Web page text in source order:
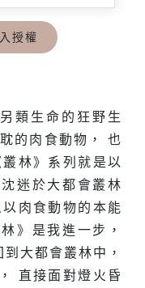
授權
類生命的狂野生
的肉食動物， 也
林》系列就是以
迷於大都會叢林
肉食動物的本能
》是我進一步，
大都會叢林中，
直接面對燈火昏